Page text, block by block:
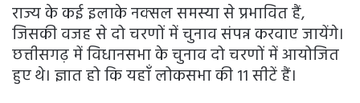
राज्य के कई इलाके नक्सल समस्या से प्रभावित हैं,
जिसकी वजह से दो चरणों में चुनाव संपन्न करवाए जायेंगे।
छत्तीसगढ़ में विधानसभा के चुनाव दो चरणों में आयोजित
हुए थे। ज्ञात हो कि यहाँ लोकसभा की 11 सीटें हैं।